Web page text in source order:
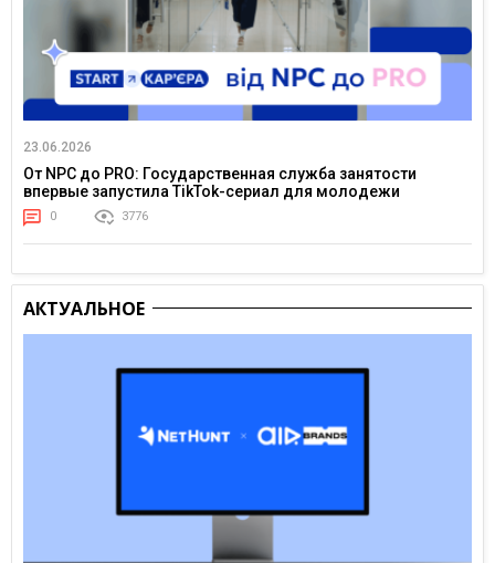
23.06.2026
От NPC до PRO: Государственная служба занятости
впервые запустила TikTok-сериал для молодежи
0 3776
АКТУАЛЬНОЕ